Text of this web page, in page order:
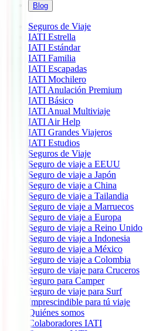
Blog
Seguros de Viaje
IATI Estrella
IATI Estándar
IATI Familia
IATI Escapadas
IATI Mochilero
IATI Anulación Premium
IATI Básico
IATI Anual Multiviaje
IATI Air Help
IATI Grandes Viajeros
IATI Estudios
Seguros de Viaje
Seguro de viaje a EEUU
Seguro de viaje a Japón
Seguro de viaje a China
Seguro de viaje a Tailandia
Seguro de viaje a Marruecos
Seguro de viaje a Europa
Seguro de viaje a Reino Unido
Seguro de viaje a Indonesia
Seguro de viaje a México
Seguro de viaje a Colombia
Seguro de viaje para Cruceros
Seguro para Camper
Seguro de viaje para Surf
Imprescindible para tú viaje
Quiénes somos
Colaboradores IATI